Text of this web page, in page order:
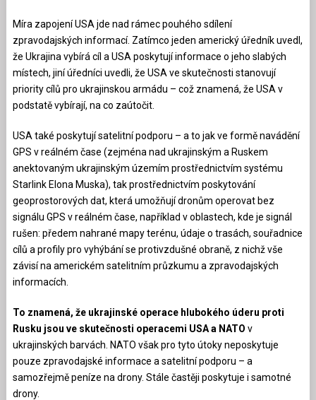
Míra zapojení USA jde nad rámec pouhého sdílení
zpravodajských informací. Zatímco jeden americký úředník uvedl,
že Ukrajina vybírá cíl a USA poskytují informace o jeho slabých
místech, jiní úředníci uvedli, že USA ve skutečnosti stanovují
priority cílů pro ukrajinskou armádu – což znamená, že USA v
podstatě vybírají, na co zaútočit.
USA také poskytují satelitní podporu – a to jak ve formě navádění
GPS v reálném čase (zejména nad ukrajinským a Ruskem
anektovaným ukrajinským územím prostřednictvím systému
Starlink Elona Muska), tak prostřednictvím poskytování
geoprostorových dat, která umožňují dronům operovat bez
signálu GPS v reálném čase, například v oblastech, kde je signál
rušen: předem nahrané mapy terénu, údaje o trasách, souřadnice
cílů a profily pro vyhýbání se protivzdušné obraně, z nichž vše
závisí na americkém satelitním průzkumu a zpravodajských
informacích.
To znamená, že ukrajinské operace hlubokého úderu proti
Rusku jsou ve skutečnosti operacemi USA a NATO v
ukrajinských barvách. NATO však pro tyto útoky neposkytuje
pouze zpravodajské informace a satelitní podporu – a
samozřejmě peníze na drony. Stále častěji poskytuje i samotné
drony.